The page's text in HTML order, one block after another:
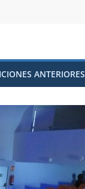
ANTERIORES